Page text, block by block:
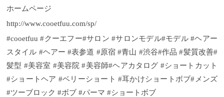
ホームページ
http://www.cooetfuu.com/sp/
#cooetfuu #クーエフー#サロン #サロンモデル#モデル #ヘアー
スタイル #ヘアー #表参道 #原宿 #青山 #渋谷#作品 #髪質改善#
髪型 #美容室 #美容院 #美容師#ヘアカタログ #ショートカット
#ショートヘア #ベリーショート #耳かけショートボブ#メンズ
#ツーブロック #ボブ #パーマ #ショートボブ